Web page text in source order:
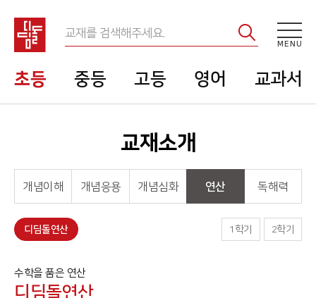
주메뉴 바로가기
본문 바로가기
사이트 정보 및 패밀리사이트 영역
교
재
색
M E N U
메
초등 중등 고등 영어 교과서
교재소개
개념이해 개념응용 개념심화 연산 독해력
디딤돌연산 1학기 2학기
수학을 품은 연산
디딤돌연산